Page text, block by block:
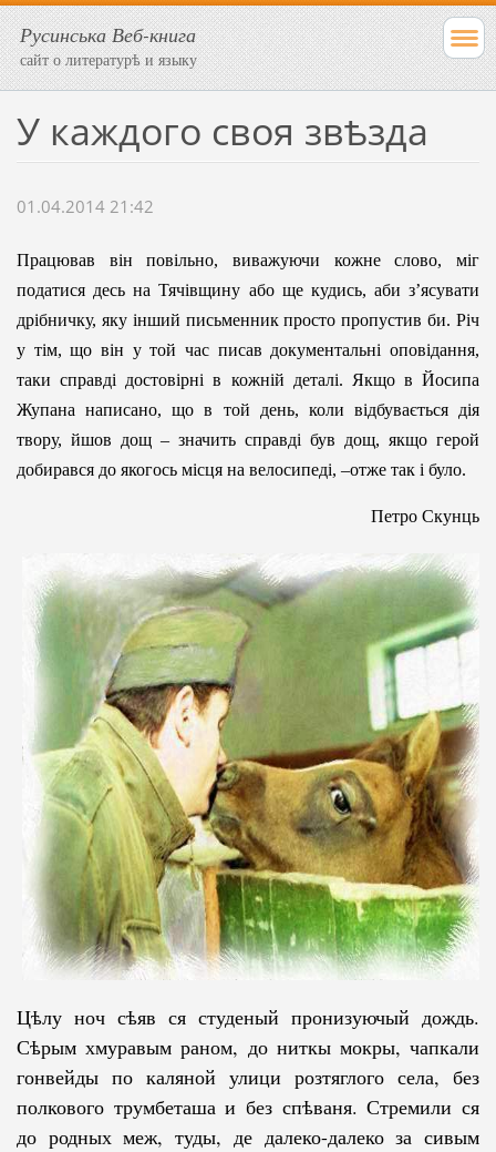
Русинська Веб-книга
сайт о литературѣ и языку
У каждого своя звѣзда
01.04.2014 21:42
Працював він повільно, виважуючи кожне слово, міг
податися десь на Тячівщину або ще кудись, аби з’ясувати
дрібничку, яку ін­ший письменник просто пропустив би. Річ
у тім, що він у той час пи­сав документальні оповідання,
таки справді достовірні в кожній деталі. Якщо в Йосипа
Жупана написано, що в той день, коли від­бу­вається дія
твору, йшов дощ – значить справді був дощ, якщо ге­рой
добирався до якогось місця на велосипеді, –отже так і було.
Петро Скунць
Цѣлу ноч сѣяв ся студеный пронизуючый дождь.
Сѣрым хмуравым ра­­ном, до ниткы мокры, чапкали
гонвейды по каляной улици розтяглого села, без
полкового трумбеташа и без спѣваня. Стремили ся
до родных меж, туды, де далеко-далеко за сивым